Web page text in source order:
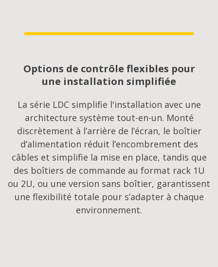
Options de contrôle flexibles pour
une installation simplifiée
La série LDC simplifie l'installation avec une
architecture système tout-en-un. Monté
discrètement à l’arrière de l’écran, le boîtier
d’alimentation réduit l’encombrement des
câbles et simplifie la mise en place, tandis que
des boîtiers de commande au format rack 1U
ou 2U, ou une version sans boîtier, garantissent
une flexibilité totale pour s’adapter à chaque
environnement.